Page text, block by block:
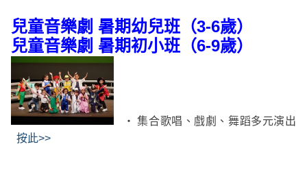
兒童音樂劇 暑期幼兒班（3-6歲）
兒童音樂劇 暑期初小班（6-9歲）
‧ 集合歌唱、戲劇、舞蹈多元演出
按此>>